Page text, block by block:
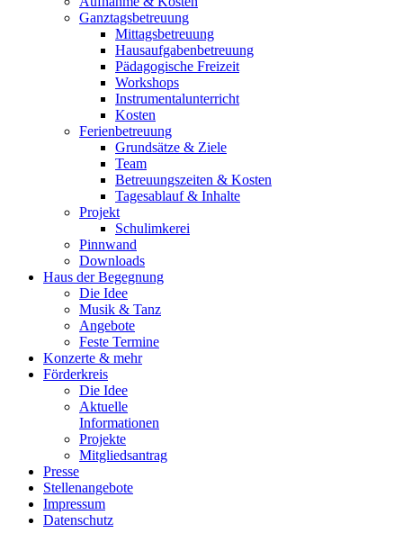
Ganztagsbetreuung
Mittagsbetreuung
Hausaufgabenbetreuung
Pädagogische Freizeit
Workshops
Instrumentalunterricht
Kosten
Ferienbetreuung
Grundsätze & Ziele
Team
Betreuungszeiten & Kosten
Tagesablauf & Inhalte
Projekt
Schulimkerei
Pinnwand
Downloads
Haus der Begegnung
Die Idee
Musik & Tanz
Angebote
Feste Termine
Konzerte & mehr
Förderkreis
Die Idee
Aktuelle
Informationen
Projekte
Mitgliedsantrag
Presse
Stellenangebote
Impressum
Datenschutz